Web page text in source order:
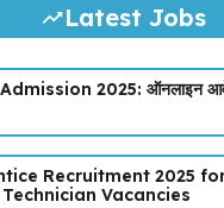
Latest Jobs
2025: ऑनलाइन
Recruitment 2025
Vacancies